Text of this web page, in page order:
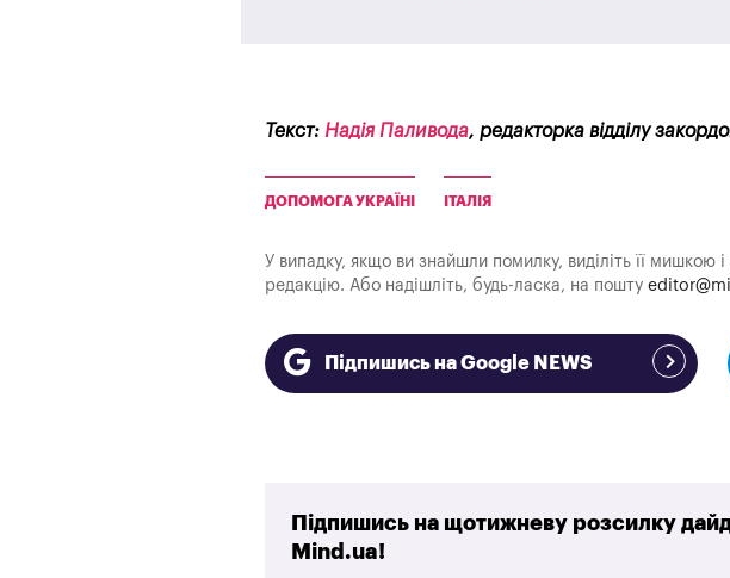
Текст: Надія Паливода, редакторка відділу
ДОПОМОГА УКРАЇНІ ІТАЛІЯ
У випадку, якщо ви знайшли помилку, виділіть її мишкою
редакцію. Або надішліть, будь-ласка, на пошту
Підпишись на Google NEWS
Підпишись на щотижневу розсилку
Mind.ua!